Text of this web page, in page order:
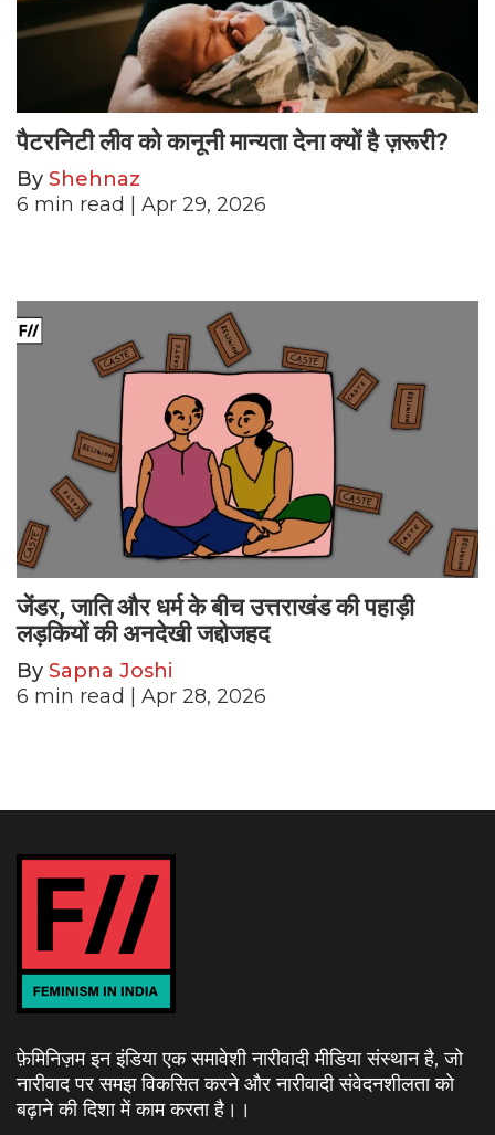
पैटरनिटी लीव को कानूनी मान्यता देना क्यों है ज़रूरी?
By Shehnaz
6 min read | Apr 29, 2026
जेंडर, जाति और धर्म के बीच उत्तराखंड की पहाड़ी
लड़कियों की अनदेखी जद्दोजहद
By Sapna Joshi
6 min read | Apr 28, 2026
फ़ेमिनिज़म इन इंडिया एक समावेशी नारीवादी मीडिया संस्थान है, जो
नारीवाद पर समझ विकसित करने और नारीवादी संवेदनशीलता को
बढ़ाने की दिशा में काम करता है। ।